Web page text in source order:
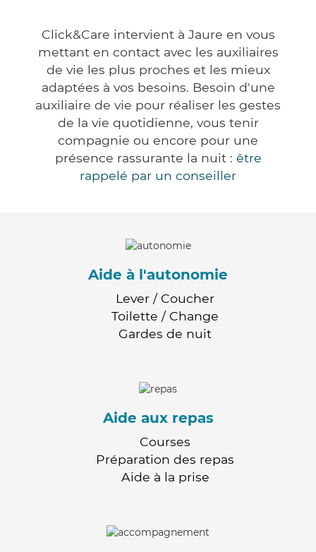
Click&Care intervient à Jaure en vous
mettant en contact avec les auxiliaires
de vie les plus proches et les mieux
adaptées à vos besoins. Besoin d'une
auxiliaire de vie pour réaliser les gestes
de la vie quotidienne, vous tenir
compagnie ou encore pour une
présence rassurante la nuit : être
rappelé par un conseiller
Aide à l'autonomie
Lever / Coucher
Toilette / Change
Gardes de nuit
Aide aux repas
Courses
Préparation des repas
Aide à la prise